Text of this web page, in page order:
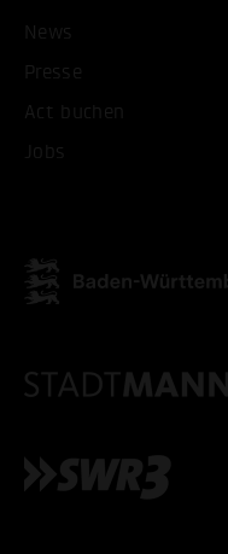
News
Presse
Act buchen
Jobs